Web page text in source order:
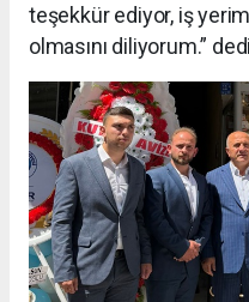
teşekkür ediyor, iş
olmasını diliyorum.”